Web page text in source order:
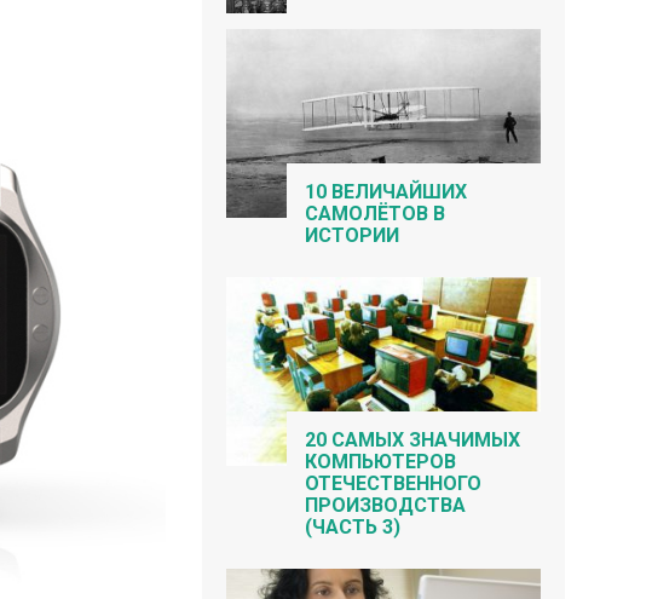
10 ВЕЛИЧАЙШИХ
САМОЛЁТОВ В
ИСТОРИИ
20 САМЫХ ЗНАЧИМЫХ
КОМПЬЮТЕРОВ
ОТЕЧЕСТВЕННОГО
ПРОИЗВОДСТВА
(ЧАСТЬ 3)